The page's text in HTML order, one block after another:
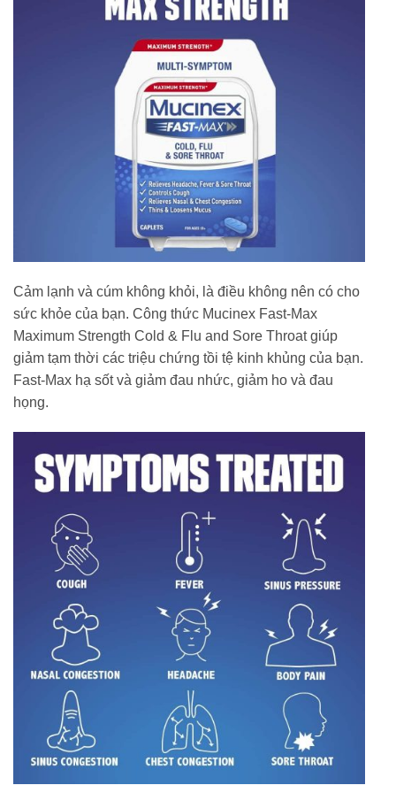
Cảm lạnh và cúm không khỏi, là điều không nên có cho
sức khỏe của bạn. Công thức Mucinex Fast-Max
Maximum Strength Cold & Flu and Sore Throat giúp
giảm tạm thời các triệu chứng tồi tệ kinh khủng của bạn.
Fast-Max hạ sốt và giảm đau nhức, giảm ho và đau
họng.